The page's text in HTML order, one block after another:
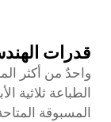
قدرات
واحدٌ من أكثر
الطباعة ثلاثية
المسبوقة